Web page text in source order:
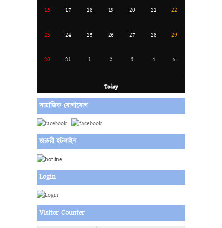
16 17 18 19 20 21 22
23 24 25 26 27 28 29
30 31 1 2 3 4 5
Today
সামাজিক যোগাযোগ
জরুরী হটলাইন
Login
Visitor Counter